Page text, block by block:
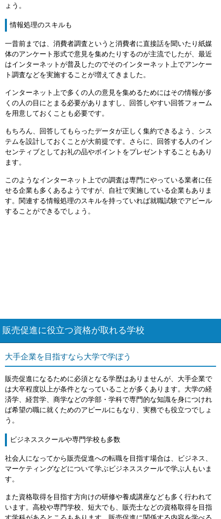
ょう。
情報処理のスキルも
一昔前までは、消費者調査というと消費者に直接話を聞いたり紙媒
体のアンケート形式で意見を集めたりするのが主流でしたが、最近
はインターネットが普及したのでそのインターネット上でアンケー
ト調査などを実施することが増えてきました。
インターネット上で多くの人の意見を集めるためにはその情報が多
くの人の目にとまる必要がありますし、回答しやすい回答フォーム
を用意しておくことも必要です。
もちろん、回答してもらったデータが正しく集約できるよう、シス
テムを設計しておくことが大前提です。さらに、回答する人のイン
センティブとしてお礼の品やポイントをプレゼントすることもあり
ます。
このようなインターネット上での調査は専門にやっている業者に任
せる企業も多くあるようですが、自社で実施している企業もありま
す。関連する情報処理のスキルを持っていれば就職試験でアピール
することができるでしょう。
販売促進に役立つ資格が取れる学校
大手企業を目指すなら大学で学ぼう
販売促進になるために必須となる学歴はありませんが、大手企業で
は大卒程度以上が条件となっていることが多くあります。大学の経
済学、経営学、商学などの学部・学科で専門的な知識を身につけれ
ば希望の職に就くためのアピールにもなり、実務でも役立つでしょ
う。
ビジネススクールや専門学校も多数
社会人になってから販売促進への転職を目指す場合は、ビジネス、
マーケティングなどについて学ぶビジネススクールで学ぶ人もいま
す。
また資格取得を目指す方向けの研修や養成講座なども多く行われて
います。高校や専門学校、短大でも、販売士などの資格取得を目指